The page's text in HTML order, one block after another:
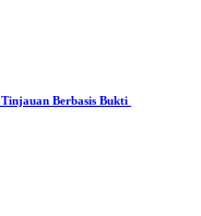
Berbasis Bukti